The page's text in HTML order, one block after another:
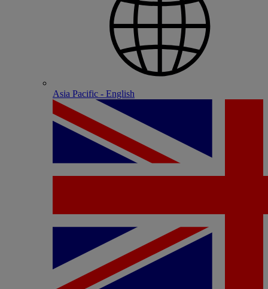
Asia Pacific - English